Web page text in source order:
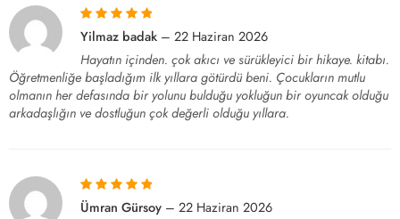
5 üzerinden5
Yilmaz badak – 22 Haziran 2026
Hayatın içinden. çok akıcı ve sürükleyici bir hikaye. kitabı.
Öğretmenliğe başladığım ilk yıllara götürdü beni. Çocukların mutlu
olmanın her defasında bir yolunu bulduğu yokluğun bir oyuncak olduğu
arkadaşlığın ve dostluğun çok değerli olduğu yıllara.
5 üzerinden5
Ümran Gürsoy – 22 Haziran 2026